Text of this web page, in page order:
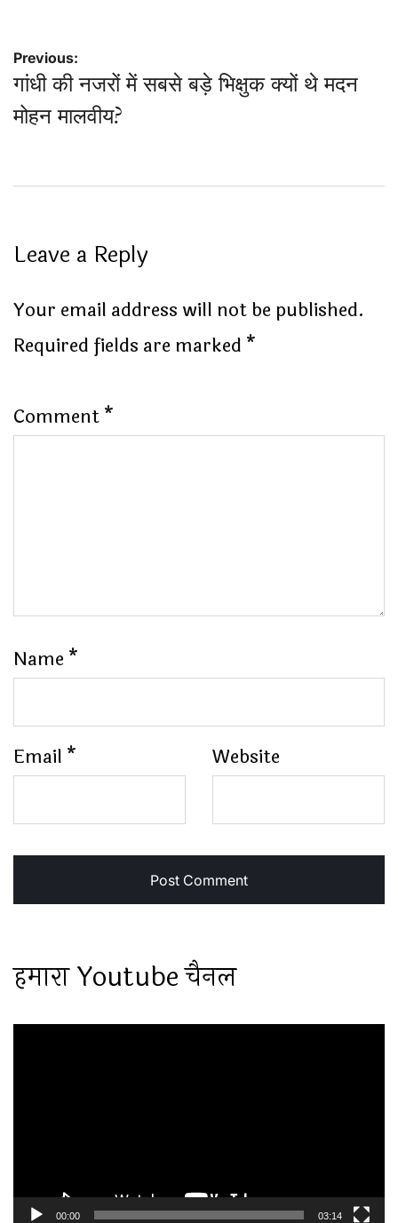
Post
navigation
Previous:
गांधी की नजरों में सबसे बड़े भिक्षुक क्यों थे मदन
मोहन मालवीय?
Leave a Reply
Your email address will not be published.
Required fields are marked *
Comment*
Name *
Email * Website
हमारा Youtube चैनल
00:00 03:14